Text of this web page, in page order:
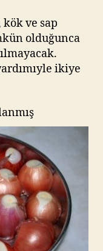
ve sap
olduğunca
ikiye